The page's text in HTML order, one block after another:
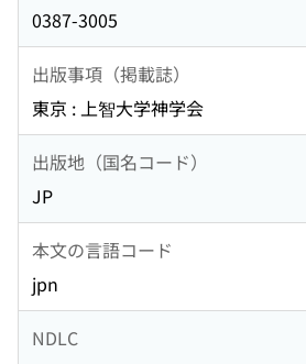
0387-3005
出版事項（掲載誌）
東京 : 上智大学神学会
出版地（国名コード）
JP
本文の言語コード
jpn
NDLC